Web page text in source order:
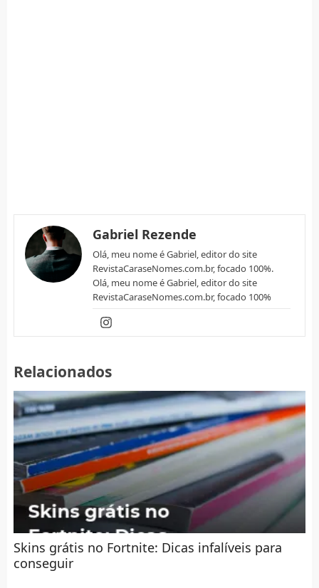
Gabriel Rezende
Olá, meu nome é Gabriel, editor do site
RevistaCaraseNomes.com.br, focado 100%.
Olá, meu nome é Gabriel, editor do site
RevistaCaraseNomes.com.br, focado 100%
Relacionados
Skins grátis no Fortnite: Dicas infalíveis para
conseguir